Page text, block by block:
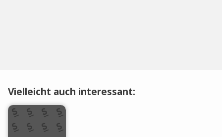
Vielleicht auch interessant: